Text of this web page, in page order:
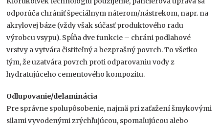
odporúča chrániť špeciálnym náterom/nástrekom, napr. na
akrylovej báze (vždy však súčasť produktového radu
výrobcu vsypu). Spĺňa dve funkcie – chráni podlahové
vrstvy a vytvára čistiteľný a bezprašný povrch. To všetko
tým, že uzatvára povrch proti odparovaniu vody z
hydratujúceho cementového kompozitu.
Odlupovanie/delaminácia
Pre správne spolupôsobenie, najmä pri zaťažení šmykovými
silami vyvodenými zrýchľujúcou, spomaľujúcou alebo